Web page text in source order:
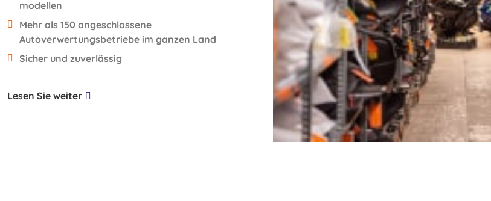
modellen
Mehr als 150 angeschlossene
Autoverwertungsbetriebe im ganzen Land
Sicher und zuverlässig
Lesen Sie weiter